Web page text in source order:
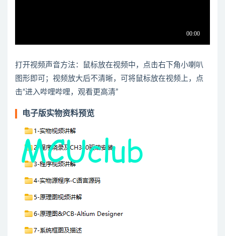
打开视频声音方法：鼠标放在视频中，点击右下角小喇叭
图形即可；视频放大后不清晰，可将鼠标放在视频上，点
击“进入哔哩哔哩，观看更高清”
电子版实物资料预览